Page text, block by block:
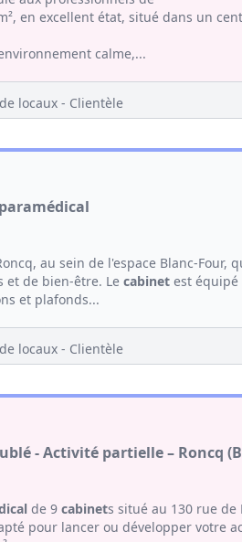
en excellent état, situé dans un
calme,...
locaux - Clientèle
au sein de l'espace Blanc-Four,
et de bien-être. Le cabinet est équipé
et plafonds...
locaux - Clientèle
- Activité partielle – Roncq
de 9 cabinets situé au 130 rue de
pour lancer ou développer votre